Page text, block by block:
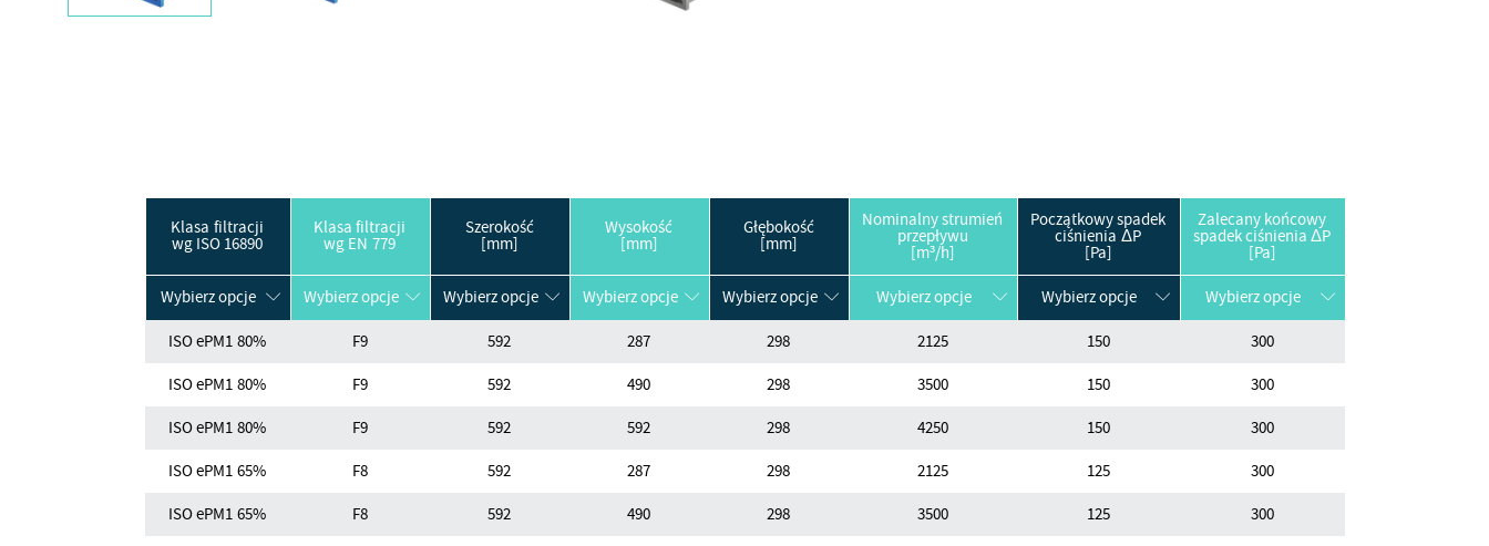
Klasa filtracji
wg ISO 16890
Klasa filtracji
wg EN 779
Szerokość
[mm]
Wysokość
[mm]
Głębokość
[mm]
Nominalny strumień
przepływu
[m³/h]
Początkowy spadek
ciśnienia ΔP
[Pa]
Zalecany końcowy
spadek ciśnienia ΔP
[Pa]
Wybierz opcje
Wybierz opcje Wybierz opcje Wybierz opcje Wybierz opcje Wybierz opcje Wybierz opcje
Wybierz opcje
ISO ePM1 80%
F9 592 287 298 2125 150
300
ISO ePM1 80%
F9 592 490 298 3500 150
300
ISO ePM1 80%
F9 592 592 298 4250 150
300
ISO ePM1 65%
F8 592 287 298 2125 125
300
ISO ePM1 65%
F8 592 490 298 3500 125
300